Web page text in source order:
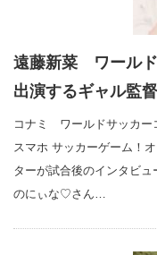
遠藤新菜 ワールド
出演するギャル監
コナミ ワールドサッカー
スマホ サッカーゲーム！
ターが試合後のインタビ
のにぃな♡さん…